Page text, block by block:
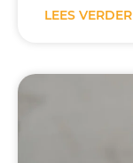
LEES VERDER